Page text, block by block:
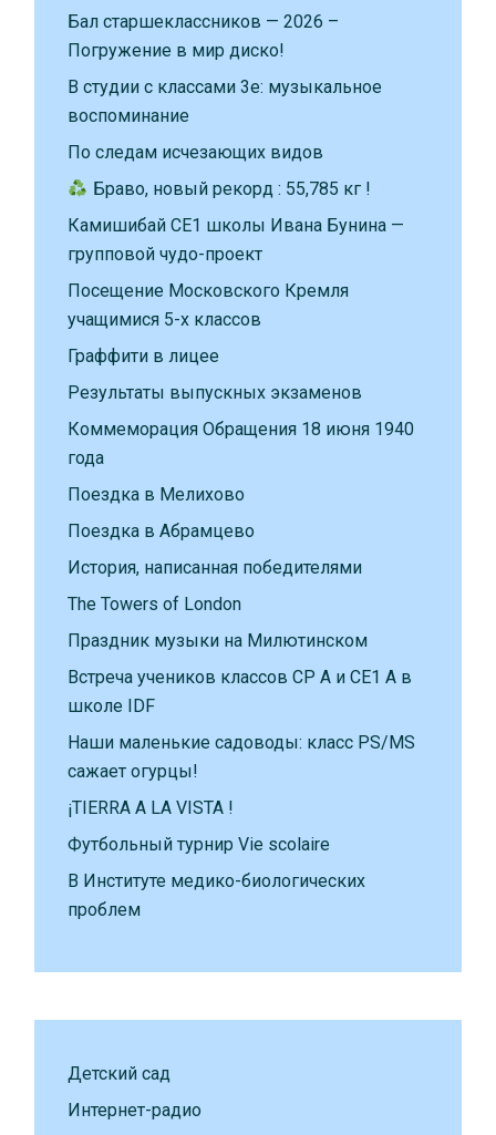
Бал старшеклассников — 2026 –
Погружение в мир диско!
В студии с классами 3е: музыкальное
воспоминание
По следам исчезающих видов
Браво, новый рекорд : 55,785 кг !
Камишибай CE1 школы Ивана Бунина —
групповой чудо-проект
Посещение Московского Кремля
учащимися 5-х классов
Граффити в лицее
Результаты выпускных экзаменов
Коммеморация Обращения 18 июня 1940
года
Поездка в Мелихово
Поездка в Абрамцево
История, написанная победителями
The Towers of London
Праздник музыки на Милютинском
Встреча учеников классов CP A и CE1 A в
школе IDF
Наши маленькие садоводы: класс PS/MS
сажает огурцы!
¡TIERRA A LA VISTA !
Футбольный турнир Vie scolaire
В Институте медико-биологических
проблем
Детский сад
Интернет-радио